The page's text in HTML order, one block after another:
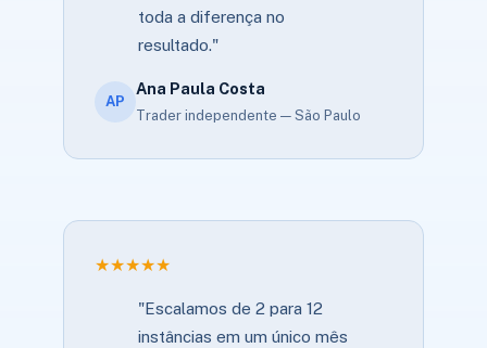
toda a diferença no
resultado."
AP
Ana Paula Costa
Trader independente — São Paulo
★★★★★
"Escalamos de 2 para 12
instâncias em um único mês